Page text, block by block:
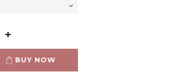
BUY NOW